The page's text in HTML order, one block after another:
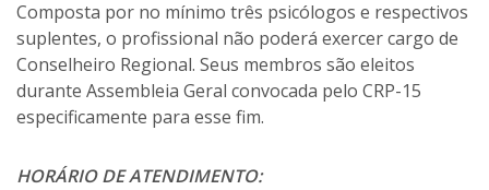
Composta por no mínimo três psicólogos e respectivos
suplentes, o profissional não poderá exercer cargo de
Conselheiro Regional. Seus membros são eleitos
durante Assembleia Geral convocada pelo CRP-15
especificamente para esse fim.
HORÁRIO DE ATENDIMENTO: